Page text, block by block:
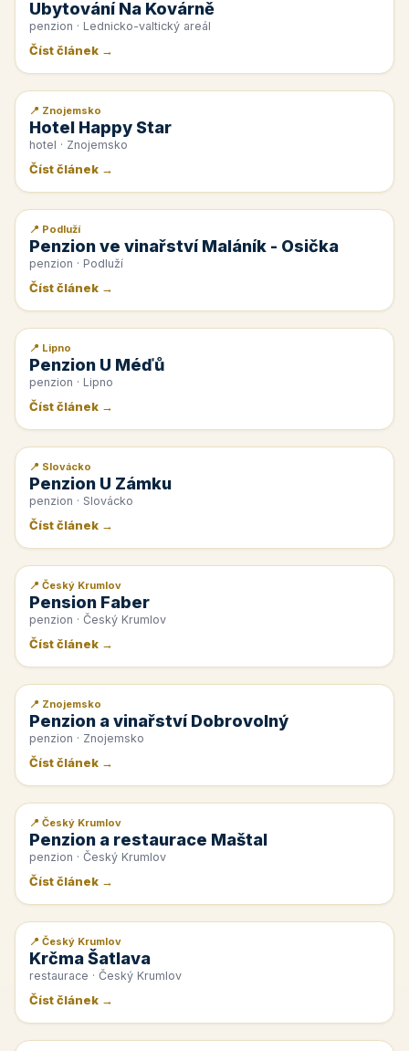
Ubytování Na Kovárně
penzion · Lednicko-valtický areál
Číst článek →
📰 PR článek
📍 Znojemsko
Hotel Happy Star
hotel · Znojemsko
Číst článek →
📰 PR článek
📍 Podluží
Penzion ve vinařství Maláník - Osička
penzion · Podluží
Číst článek →
📰 PR článek
📍 Lipno
Penzion U Méďů
penzion · Lipno
Číst článek →
📰 PR článek
📍 Slovácko
Penzion U Zámku
penzion · Slovácko
Číst článek →
📰 PR článek
📍 Český Krumlov
Pension Faber
penzion · Český Krumlov
Číst článek →
📰 PR článek
📍 Znojemsko
Penzion a vinařství Dobrovolný
penzion · Znojemsko
Číst článek →
📰 PR článek
📍 Český Krumlov
Penzion a restaurace Maštal
penzion · Český Krumlov
Číst článek →
📰 PR článek
📍 Český Krumlov
Krčma Šatlava
restaurace · Český Krumlov
Číst článek →